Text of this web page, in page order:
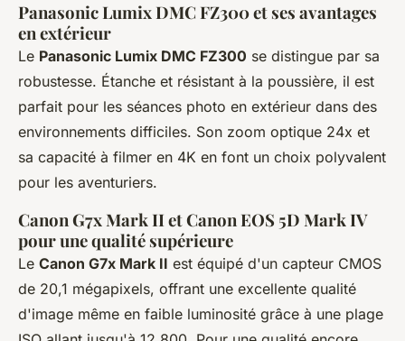
Panasonic Lumix DMC FZ300 et ses avantages
en extérieur
Le Panasonic Lumix DMC FZ300 se distingue par sa
robustesse. Étanche et résistant à la poussière, il est
parfait pour les séances photo en extérieur dans des
environnements difficiles. Son zoom optique 24x et
sa capacité à filmer en 4K en font un choix polyvalent
pour les aventuriers.
Canon G7x Mark II et Canon EOS 5D Mark IV
pour une qualité supérieure
Le Canon G7x Mark II est équipé d'un capteur CMOS
de 20,1 mégapixels, offrant une excellente qualité
d'image même en faible luminosité grâce à une plage